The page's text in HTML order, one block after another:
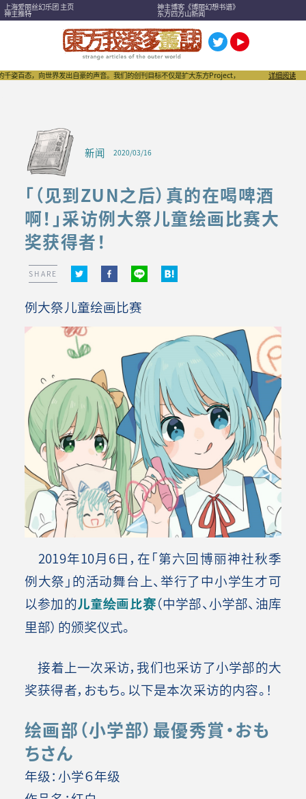
上海爱丽丝幻乐团 主页 神主博客《博丽幻想书谱》
神主推特 东方四方山新闻
世界发出自豪的声音。我们的创刊目标不仅是扩大东方Project，也希望成为刺激“同人文化”进
详细阅读
新闻 2020/03/16
「（见到ZUN之后）真的在喝啤酒
啊！」采访例大祭儿童绘画比赛大
奖获得者！
SHARE
例大祭儿童绘画比赛
2019年10月6日，在「第六回博丽神社秋季
例大祭」的活动舞台上、举行了中小学生才可
以参加的儿童绘画比赛（中学部、小学部、油库
里部）的颁奖仪式。
接着上一次采访，我们也采访了小学部的大
奖获得者，おもち。以下是本次采访的内容。！
绘画部（小学部）最優秀賞・おも
ちさん
年级：小学６年级